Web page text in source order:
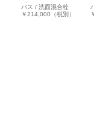
バス / 洗面混合栓
￥214,000（税別）